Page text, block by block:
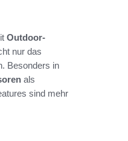
Outdoor-
nur das
Besonders in
als
sind mehr